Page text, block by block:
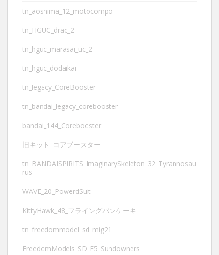
tn_aoshima_12_motocompo
tn_HGUC_drac_2
tn_hguc_marasai_uc_2
tn_hguc_dodaikai
tn_legacy_CoreBooster
tn_bandai_legacy_corebooster
bandai_144_Corebooster
旧キット_コアブースター
tn_BANDAISPIRITS_ImaginarySkeleton_32_Tyrannosau
rus
WAVE_20_PowerdSuit
KittyHawk_48_フライングパンケーキ
tn_freedommodel_sd_mig21
FreedomModels_SD_F5_Sundowners